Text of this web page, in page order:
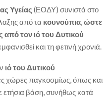
Υγείας (ΕΟΔΥ) συνιστά στο
από τα κουνούπια ώστε
από τον ιό του Δυτικού
και τη φετινή χρονιά.
ιό του Δυτικού
χώρες παγκοσμίως, όπως και
βάση, συνήθως κατά